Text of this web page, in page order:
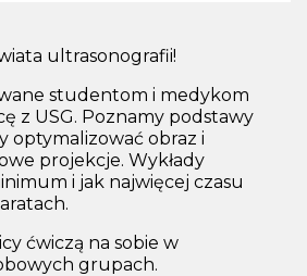
ultrasonografii!
studentom i medykom
z USG. Poznamy podstawy
optymalizować obraz i
projekcje. Wykłady
i jak najwięcej czasu
ćwiczą na sobie w
grupach.